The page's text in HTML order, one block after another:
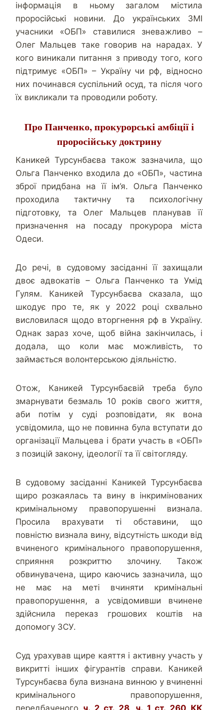
інформація в ньому загалом містила
проросійські новини. До українських ЗМІ
учасники «ОБП» ставилися зневажливо –
Олег Мальцев таке говорив на нарадах. У
кого виникали питання з приводу того, кого
підтримує «ОБП» – Україну чи рф, відносно
них починався суспільний осуд, та після чого
їх викликали та проводили роботу.
Про Панченко, прокурорські амбіції і
проросійську доктрину
Каникей Турсунбаєва також зазначила, що
Ольга Панченко входила до «ОБП», частина
зброї придбана на її ім’я. Ольга Панченко
проходила тактичну та психологічну
підготовку, та Олег Мальцев планував її
призначення на посаду прокурора міста
Одеси.
До речі, в судовому засіданні її захищали
двоє адвокатів – Ольга Панченко та Умід
Гулям. Каникей Турсунбаєва сказала, що
шкодує про те, як у 2022 році схвально
висловилася щодо вторгнення рф в Україну.
Однак зараз хоче, щоб війна закінчилась, і
додала, що коли має можливість, то
займається волонтерською діяльністю.
Отож, Каникей Турсунбаєвій треба було
змарнувати безмаль 10 років свого життя,
аби потім у суді розповідати, як вона
усвідомила, що не повинна була вступати до
організації Мальцева і брати участь в «ОБП»
з позицій закону, ідеології та її світогляду.
В судовому засіданні Каникей Турсунбаєва
щиро розкаялась та вину в інкримінованих
кримінальному правопорушенні визнала.
Просила врахувати ті обставини, що
повністю визнала вину, відсутність шкоди від
вчиненого кримінального правопорушення,
сприяння розкриттю злочину. Також
обвинувачена, щиро каючись зазначила, що
не має на меті вчиняти кримінальні
правопорушення, а усвідомивши вчинене
здійснила переказ грошових коштів на
допомогу ЗСУ.
Суд урахував щире каяття і активну участь у
викритті інших фігурантів справи. Каникей
Турсунбаєва була визнана винною у вчиненні
кримінального правопорушення,